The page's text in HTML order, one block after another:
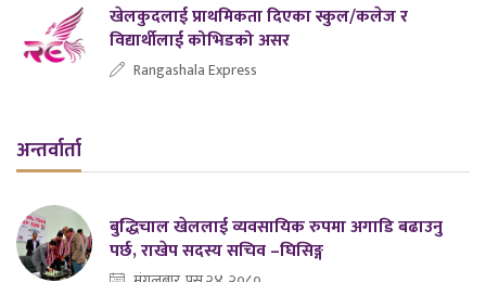
खेलकुदलाई प्राथमिकता दिएका स्कुल/कलेज र
विद्यार्थीलाई कोभिडको असर
Rangashala Express
अन्तर्वार्ता
बुद्धिचाल खेललाई व्यवसायिक रुपमा अगाडि बढाउनु
पर्छ, राखेप सदस्य सचिव –घिसिङ्ग